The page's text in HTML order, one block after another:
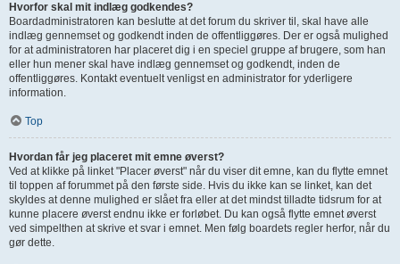
Hvorfor skal mit indlæg godkendes?
Boardadministratoren kan beslutte at det forum du skriver til, skal have alle
indlæg gennemset og godkendt inden de offentliggøres. Der er også mulighed
for at administratoren har placeret dig i en speciel gruppe af brugere, som han
eller hun mener skal have indlæg gennemset og godkendt, inden de
offentliggøres. Kontakt eventuelt venligst en administrator for yderligere
information.
Top
Hvordan får jeg placeret mit emne øverst?
Ved at klikke på linket "Placer øverst" når du viser dit emne, kan du flytte emnet
til toppen af forummet på den første side. Hvis du ikke kan se linket, kan det
skyldes at denne mulighed er slået fra eller at det mindst tilladte tidsrum for at
kunne placere øverst endnu ikke er forløbet. Du kan også flytte emnet øverst
ved simpelthen at skrive et svar i emnet. Men følg boardets regler herfor, når du
gør dette.